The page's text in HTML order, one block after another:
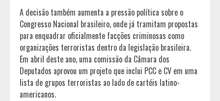
A decisão também aumenta a pressão política sobre o
Congresso Nacional brasileiro, onde já tramitam propostas
para enquadrar oficialmente facções criminosas como
organizações terroristas dentro da legislação brasileira.
Em abril deste ano, uma comissão da Câmara dos
Deputados aprovou um projeto que inclui PCC e CV em uma
lista de grupos terroristas ao lado de cartéis latino-
americanos.